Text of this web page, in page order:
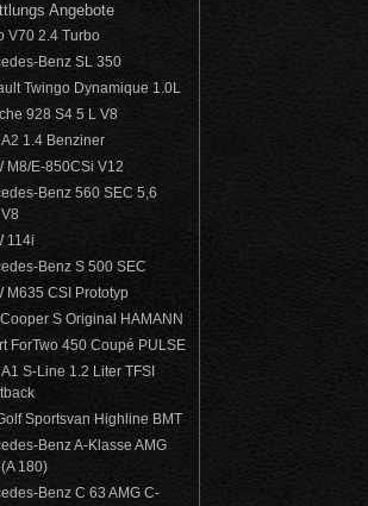
Angebote
V70 2.4 Turbo
Benz SL 350
Twingo Dynamique 1.0L
928 S4 5 L V8
1.4 Benziner
M8/E-850CSi V12
Benz 560 SEC 5,6
114i
Benz S 500 SEC
M635 CSI Prototyp
S Original HAMANN
ForTwo 450 Coupé PULSE
S-Line 1.2 Liter TFSI
Sportsvan Highline BMT
Benz A-Klasse AMG
180)
Benz C 63 AMG C-